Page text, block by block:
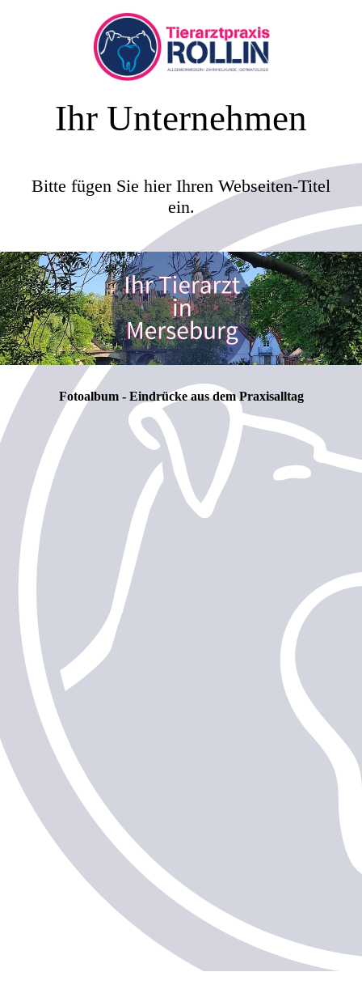
Ihr Unternehmen
Bitte fügen Sie hier Ihren Webseiten-Titel
ein.
Fotoalbum - Eindrücke aus dem Praxisalltag